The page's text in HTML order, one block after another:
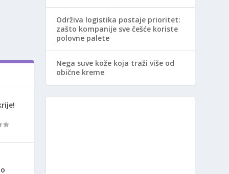
Održiva logistika postaje prioritet:
zašto kompanije sve češće koriste
polovne palete
Nega suve kože koja traži više od
obične kreme